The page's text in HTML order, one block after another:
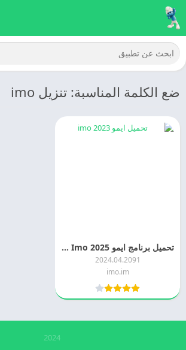
ضع الكلمة المناسبة: تنزيل imo
تحميل برنامج ايمو 2025 Imo احدث اصدار مجانا
2024.04.2091
imo.im
2024